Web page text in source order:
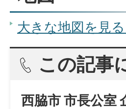
大きな地図を見
この記事
西脇市 市長公室